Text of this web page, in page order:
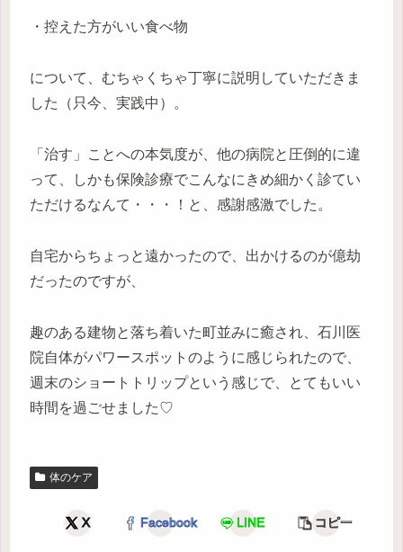
・控えた方がいい食べ物
について、むちゃくちゃ丁寧に説明していただきま
した（只今、実践中）。
「治す」ことへの本気度が、他の病院と圧倒的に違
って、しかも保険診療でこんなにきめ細かく診てい
ただけるなんて・・・！と、感謝感激でした。
自宅からちょっと遠かったので、出かけるのが億劫
だったのですが、
趣のある建物と落ち着いた町並みに癒され、石川医
院自体がパワースポットのように感じられたので、
週末のショートトリップという感じで、とてもいい
時間を過ごせました♡
体のケア
X Facebook LINE コピー